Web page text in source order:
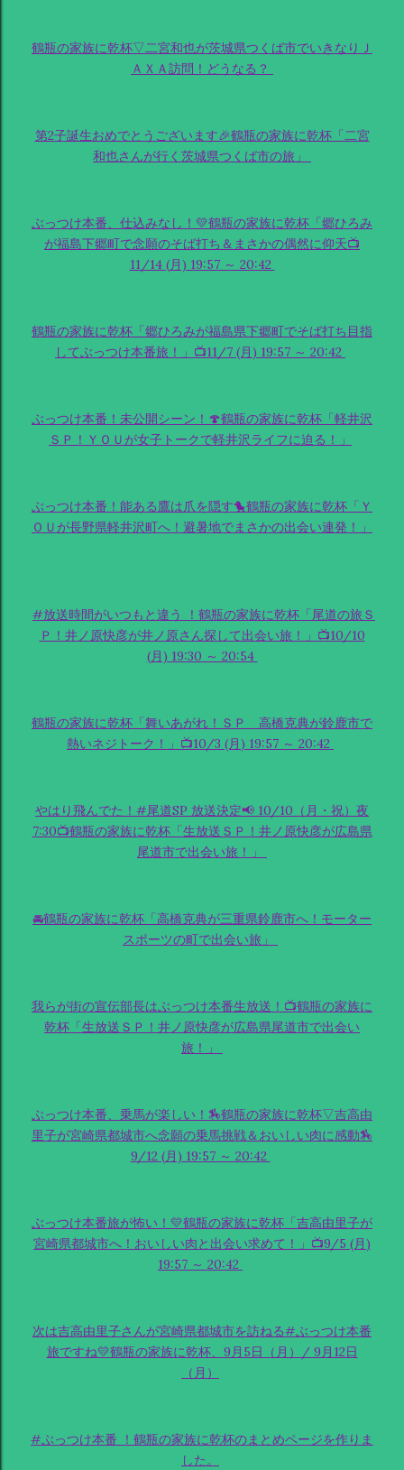
鶴瓶の家族に乾杯▽二宮和也が茨城県つくば市でいきなりＪ
ＡＸＡ訪問！どうなる？
第2子誕生おめでとうございます🎉鶴瓶の家族に乾杯「二宮
和也さんが行く茨城県つくば市の旅」
ぶっつけ本番、仕込みなし！💛鶴瓶の家族に乾杯「郷ひろみ
が福島下郷町で念願のそば打ち＆まさかの偶然に仰天📺
11/14 (月) 19:57 ～ 20:42
鶴瓶の家族に乾杯「郷ひろみが福島県下郷町でそば打ち目指
してぶっつけ本番旅！」📺11/7 (月) 19:57 ～ 20:42
ぶっつけ本番！未公開シーン！🍄鶴瓶の家族に乾杯「軽井沢
ＳＰ！ＹＯＵが女子トークで軽井沢ライフに迫る！」
ぶっつけ本番！能ある鷹は爪を隠す🐤鶴瓶の家族に乾杯「Ｙ
ＯＵが長野県軽井沢町へ！避暑地でまさかの出会い連発！」
#放送時間がいつもと違う ！鶴瓶の家族に乾杯「尾道の旅Ｓ
Ｐ！井ノ原快彦が井ノ原さん探して出会い旅！」📺10/10
(月) 19:30 ～ 20:54
鶴瓶の家族に乾杯「舞いあがれ！ＳＰ 高橋克典が鈴鹿市で
熱いネジトーク！」📺10/3 (月) 19:57 ～ 20:42
やはり飛んでた！#尾道SP 放送決定📢 10/10（月・祝）夜
7:30📺鶴瓶の家族に乾杯「生放送ＳＰ！井ノ原快彦が広島県
尾道市で出会い旅！」
🚘鶴瓶の家族に乾杯「高橋克典が三重県鈴鹿市へ！モーター
スポーツの町で出会い旅」
我らが街の宣伝部長はぶっつけ本番生放送！📺鶴瓶の家族に
乾杯「生放送ＳＰ！井ノ原快彦が広島県尾道市で出会い
旅！」
ぶっつけ本番、乗馬が楽しい！🏇鶴瓶の家族に乾杯▽吉高由
里子が宮崎県都城市へ念願の乗馬挑戦＆おいしい肉に感動🏇
9/12 (月) 19:57 ～ 20:42
ぶっつけ本番旅が怖い！💛鶴瓶の家族に乾杯「吉高由里子が
宮崎県都城市へ！おいしい肉と出会い求めて！」📺9/5 (月)
19:57 ～ 20:42
次は吉高由里子さんが宮崎県都城市を訪ねる#ぶっつけ本番
旅ですね💛鶴瓶の家族に乾杯、9月5日（月）/ 9月12日
（月）
#ぶっつけ本番 ！鶴瓶の家族に乾杯のまとめページを作りま
した。